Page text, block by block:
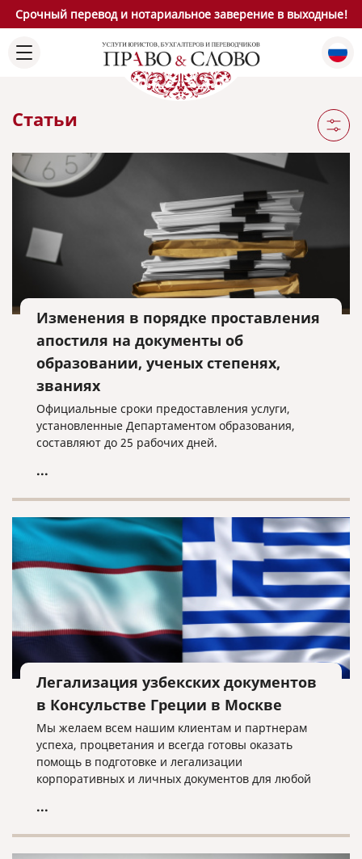
Срочный перевод и нотариальное заверение в выходные!
Статьи
Изменения в порядке проставления
апостиля на документы об
образовании, ученых степенях,
званиях
Официальные сроки предоставления услуги,
установленные Департаментом образования,
составляют до 25 рабочих дней.
...
Легализация узбекских документов
в Консульстве Греции в Москве
Мы желаем всем нашим клиентам и партнерам
успеха, процветания и всегда готовы оказать
помощь в подготовке и легализации
корпоративных и личных документов для любой
...